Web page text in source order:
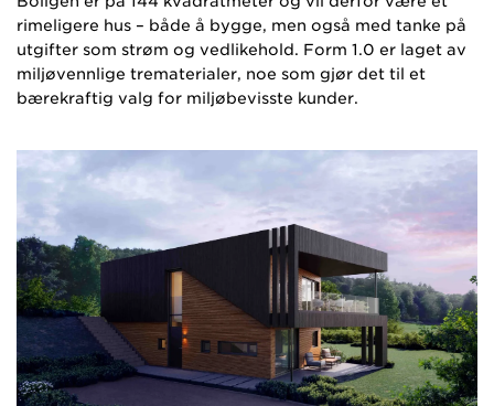
rimeligere hus – både å bygge, men også med tanke på
utgifter som strøm og vedlikehold. Form 1.0 er laget av
miljøvennlige trematerialer, noe som gjør det til et
bærekraftig valg for miljøbevisste kunder.